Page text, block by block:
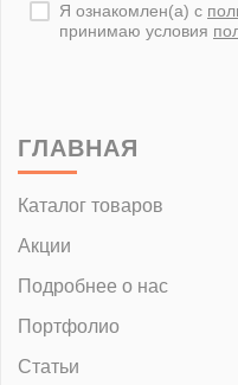
Я ознакомлен(а) с
принимаю условия
ГЛАВНАЯ
Каталог товаров
Акции
Подробнее о нас
Портфолио
Статьи